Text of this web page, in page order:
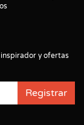
y ofertas
Registrar